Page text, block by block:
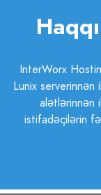
InterWorx
Lunix serverinnən
alətlərinnən
istifadəçilərin